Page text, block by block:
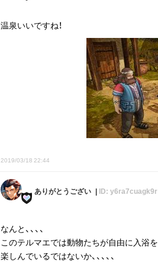
温泉いいですね！
2019/03/18 22:44
ありがとうござい ID: y6ra7cuagk9r
なんと、、、、
このテルマエでは動物たちが自由に入浴を
楽しんでいるではないか、、、、、